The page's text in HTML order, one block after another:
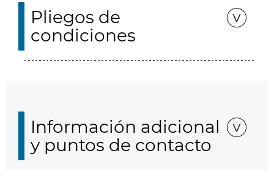
Pliegos de
condiciones
Información adicional
y puntos de contacto